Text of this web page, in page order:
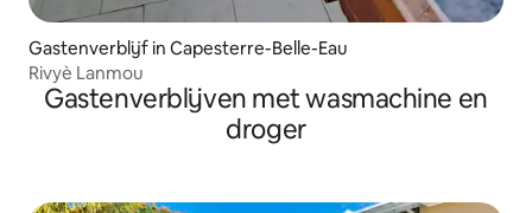
Gastenverblijf in Capesterre-Belle-Eau
Rivyè Lanmou
Gastenverblijven met wasmachine en
droger